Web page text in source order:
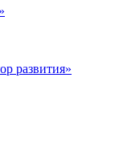
развития»